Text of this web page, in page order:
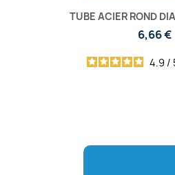
TUBE ACIER ROND
6,66 €
4.9 /